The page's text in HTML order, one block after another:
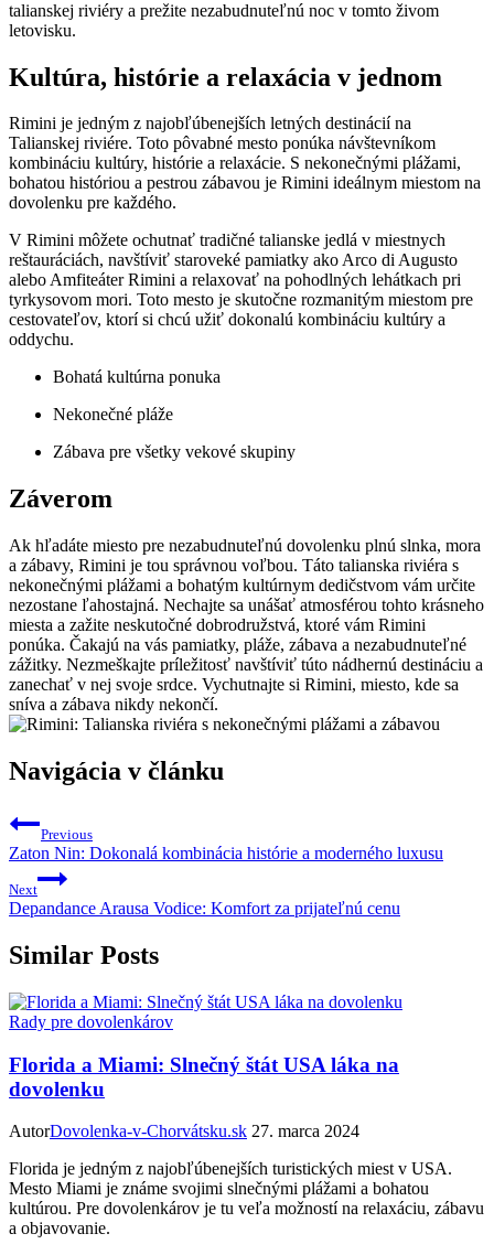
talianskej riviéry a prežite nezabudnuteľnú noc v tomto živom
letovisku.
Kultúra, histórie a relaxácia v jednom
Rimini je jedným z najobľúbenejších letných destinácií na
Talianskej riviére. Toto pôvabné mesto ponúka návštevníkom
kombináciu kultúry, histórie a relaxácie. S nekonečnými plážami,
bohatou históriou a pestrou zábavou je Rimini ideálnym miestom na
dovolenku pre každého.
V Rimini môžete ochutnať tradičné talianske jedlá v miestnych
reštauráciách, navštíviť staroveké pamiatky ako Arco di Augusto
alebo Amfiteáter Rimini a relaxovať na pohodlných lehátkach pri
tyrkysovom mori. Toto mesto je skutočne rozmanitým miestom pre
cestovateľov, ktorí si chcú užiť dokonalú kombináciu kultúry a
oddychu.
Bohatá kultúrna ponuka
Nekonečné pláže
Zábava pre všetky vekové skupiny
Záverom
Ak hľadáte miesto pre nezabudnuteľnú dovolenku plnú slnka, mora
a zábavy, Rimini je tou správnou voľbou. Táto talianska riviéra s
nekonečnými plážami a bohatým kultúrnym dedičstvom vám určite
nezostane ľahostajná. Nechajte sa unášať atmosférou tohto krásneho
miesta a zažite neskutočné dobrodružstvá, ktoré vám Rimini
ponúka. Čakajú na vás pamiatky, pláže, zábava a nezabudnuteľné
zážitky. Nezmeškajte príležitosť navštíviť túto nádhernú destináciu a
zanechať v nej svoje srdce. Vychutnajte si Rimini, miesto, kde sa
sníva a zábava nikdy nekončí.
Navigácia v článku
Previous
Zaton Nin: Dokonalá kombinácia histórie a moderného luxusu
Next
Depandance Arausa Vodice: Komfort za prijateľnú cenu
Similar Posts
Rady pre dovolenkárov
Florida a Miami: Slnečný štát USA láka na
dovolenku
AutorDovolenka-v-Chorvátsku.sk 27. marca 2024
Florida je jedným z najobľúbenejších turistických miest v USA.
Mesto Miami je známe svojimi slnečnými plážami a bohatou
kultúrou. Pre dovolenkárov je tu veľa možností na relaxáciu, zábavu
a objavovanie.